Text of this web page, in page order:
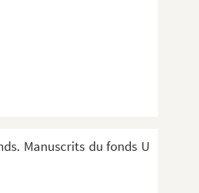
Manuscrits du fonds U